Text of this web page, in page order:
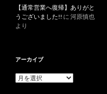
【通常営業へ復帰】ありがと
うございました!! に 河原慎也
より
アーカイブ
ア